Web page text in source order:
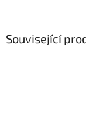
Související